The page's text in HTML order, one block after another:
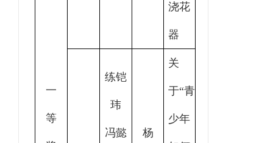
一
等
浇花
器
练铠
玮
冯懿 杨
关
于“青
少年